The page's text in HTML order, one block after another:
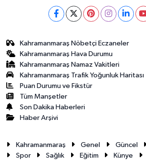
Kahramanmaraş Nöbetçi Eczaneler
Kahramanmaraş Hava Durumu
Kahramanmaraş Namaz Vakitleri
Kahramanmaraş Trafik Yoğunluk Haritası
Puan Durumu ve Fikstür
Tüm Manşetler
Son Dakika Haberleri
Haber Arşivi
Kahramanmaraş Genel Güncel
Spor
Sağlık Eğitim Künye